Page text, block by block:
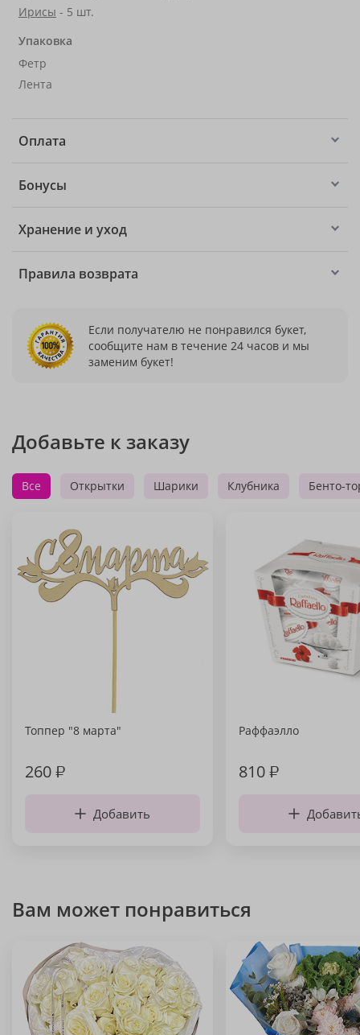
Ирисы - 5 шт.
Упаковка
Фетр
Лента
Оплата
Бонусы
Хранение и уход
Правила возврата
Если получателю не понравился букет,
сообщите нам в течение 24 часов и мы
заменим букет!
Добавьте к заказу
Все Открытки Шарики Клубника Бенто-
Топпер "8 марта"
260₽
Добавить
Раффаэлло
810₽
Вам может понравиться